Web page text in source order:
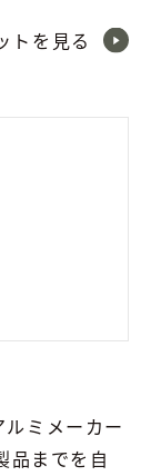
トを見る
ミメーカー
品までを自